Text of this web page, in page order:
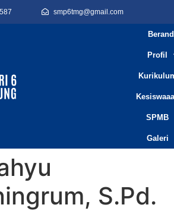
smp6tmg@gmail.com
Profil
SPMB
Galeri
S.Pd.